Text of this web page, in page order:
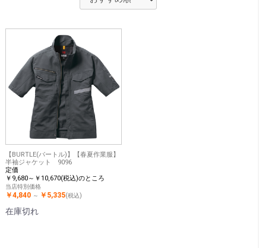
【BURTLE(バートル)】【春夏作業服】
半袖ジャケット 9096
定価
￥9,680～￥10,670(税込)のところ
当店特別価格
￥4,840 ～ ￥5,335(税込)
在庫切れ